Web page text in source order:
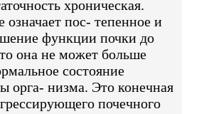
хроническая.
означает пос- тепенное и
функции почки до
она не может больше
состояние
орга- низма. Это конечная
почечного